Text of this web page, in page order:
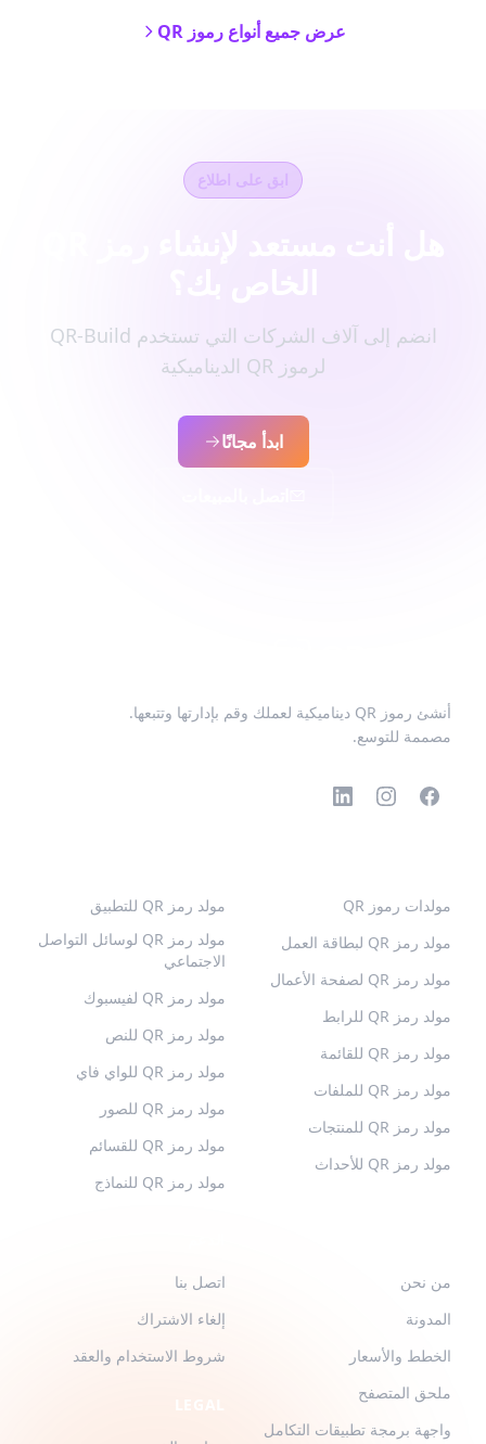
عرض جميع أنواع رموز QR
ابق على اطلاع
انضم إلى آلاف الشركات التي تستخدم QR-Build
لرموز QR الديناميكية
ابدأ مجانًا
أنشئ رموز QR ديناميكية لعملك وقم بإدارتها وتتبعها.
مصممة للتوسع.
مولدات رموز QR
مولد رمز QR لبطاقة العمل
مولد رمز QR لصفحة الأعمال
مولد رمز QR للرابط
مولد رمز QR للقائمة
مولد رمز QR للملفات
مولد رمز QR للمنتجات
مولد رمز QR للأحداث
مولد رمز QR للتطبيق
مولد رمز QR لوسائل التواصل
الاجتماعي
مولد رمز QR لفيسبوك
مولد رمز QR للنص
مولد رمز QR للواي فاي
مولد رمز QR للصور
مولد رمز QR للقسائم
مولد رمز QR للنماذج
من نحن
المدونة
الخطط والأسعار
ملحق المتصفح
واجهة برمجة تطبيقات التكامل
اتصل بنا
إلغاء الاشتراك
شروط الاستخدام والعقد